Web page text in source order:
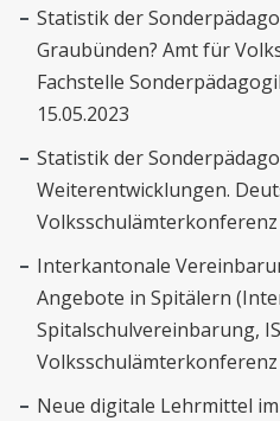
Statistik der
Graubünden? Amt für
Fachstelle
15.05.2023
Statistik der
Weiterentwicklungen.
Volksschulämterkonferenz
Interkantonale
Angebote in Spitälern
Spitalschulvereinbarung,
Volksschulämterkonferenz
Neue digitale Lehrmittel